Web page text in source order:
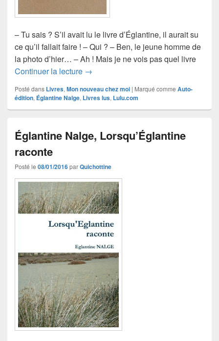
– Tu sais ? S’il avait lu le livre d’Églantine, il aurait su
ce qu’il fallait faire ! – Qui ? – Ben, le jeune homme de
la photo d’hier… – Ah ! Mais je ne vois pas quel livre
Continuer la lecture Églantine Nalge, Nous vieillissons
→
Posté dans Livres, Mon nouveau chez moi | Marqué comme Auto-
édition, Églantine Nalge, Livres lus, Lulu.com
Églantine Nalge, Lorsqu’Églantine
raconte
Posté le 08/01/2016parQuichottine